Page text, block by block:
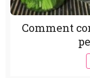
Comment